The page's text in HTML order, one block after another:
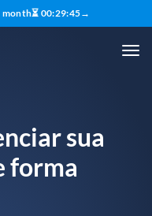
month⏳ 00:29:43→
sua
forma